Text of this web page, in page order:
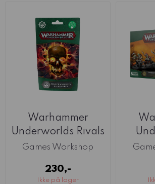
Warhammer
Underworlds Rivals
Deck: Wrack And
Games Workshop
230,-
Ikke på lager